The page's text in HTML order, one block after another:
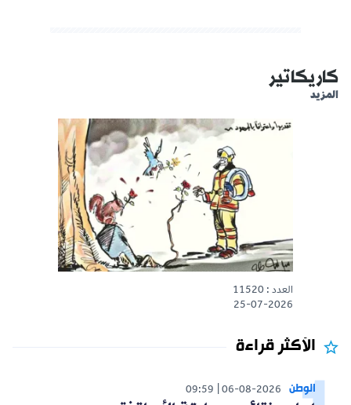
كاريكاتير
المزيد
العدد : 11520
25-07-2026
الأكثر قراءة
الوطن 06-08-2026
09:59